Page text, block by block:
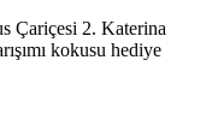
Çariçesi 2. Katerina
kokusu hediye